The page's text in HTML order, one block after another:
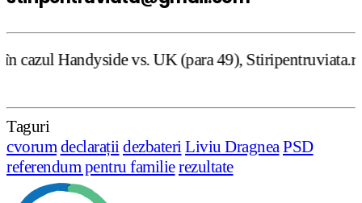
vs. UK (para 49), Stiripentruviata.ro consideră
Taguri
cvorum declarațiidezbateriLiviu DragneaPSD
referendum pentru familierezultate